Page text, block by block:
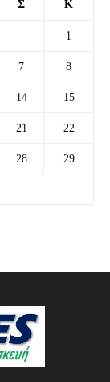
Σ Κ
1
7 8
14 15
21 22
28 29